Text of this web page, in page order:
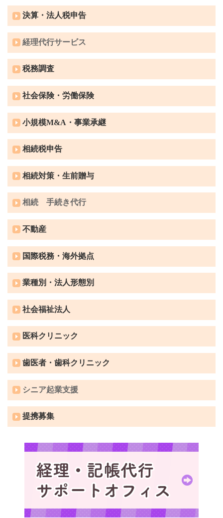
決算・法人税申告
経理代行サービス
税務調査
社会保険・労働保険
小規模M&A・事業承継
相続税申告
相続対策・生前贈与
相続 手続き代行
不動産
国際税務・海外拠点
業種別・法人形態別
社会福祉法人
医科クリニック
歯医者・歯科クリニック
シニア起業支援
提携募集